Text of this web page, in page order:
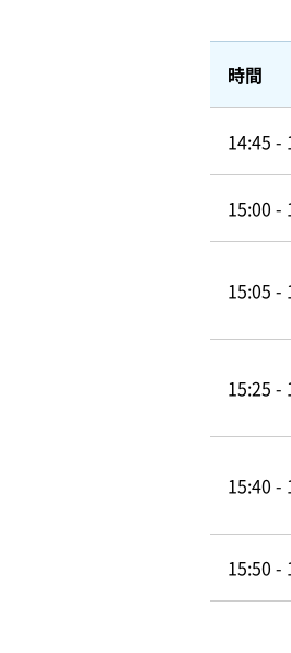
時間
14:45 -
15:00 -
15:05 -
15:25 -
15:40 -
15:50 -